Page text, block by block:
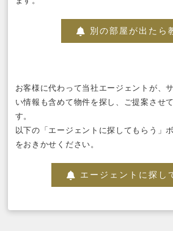
別の部屋が出たら
お客様に代わって当社エージェントが、
い情報も含めて物件を探し、ご提案させ
す。
以下の「エージェントに探してもらう」
をおきかせください。
エージェントに探し